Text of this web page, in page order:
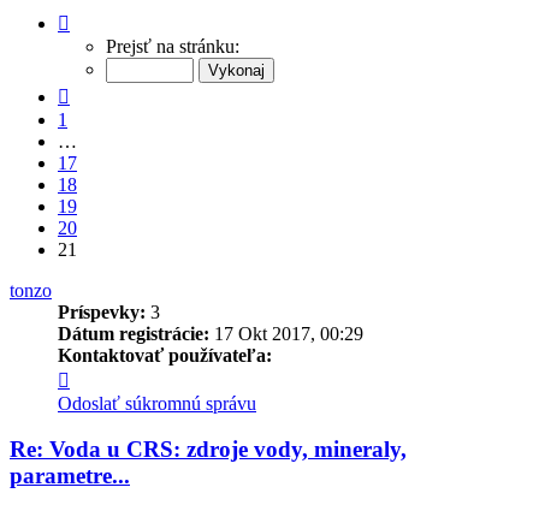
21
Prejsť na stránku:
1
…
17
18
19
20
21
tonzo
Príspevky: 3
Dátum registrácie: 17 Okt 2017, 00:29
Kontaktovať používateľa:
informácie
používateľa
tonzo
Odoslať súkromnú správu
Re: Voda u CRS: zdroje vody, mineraly,
parametre...